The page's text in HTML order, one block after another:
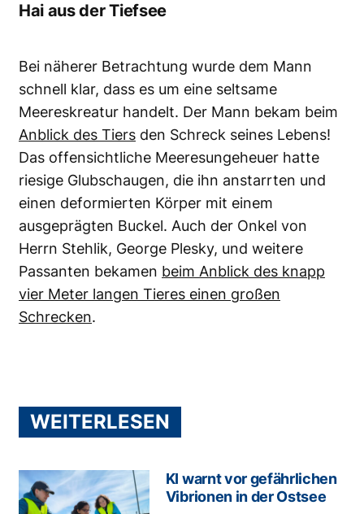
Hai aus der Tiefsee
Bei näherer Betrachtung wurde dem Mann
schnell klar, dass es um eine seltsame
Meereskreatur handelt. Der Mann bekam beim
Anblick des Tiers den Schreck seines Lebens!
Das offensichtliche Meeresungeheuer hatte
riesige Glubschaugen, die ihn anstarrten und
einen deformierten Körper mit einem
ausgeprägten Buckel. Auch der Onkel von
Herrn Stehlik, George Plesky, und weitere
Passanten bekamen beim Anblick des knapp
vier Meter langen Tieres einen großen
Schrecken.
WEITERLESEN
KI warnt vor gefährlichen
Vibrionen in der Ostsee